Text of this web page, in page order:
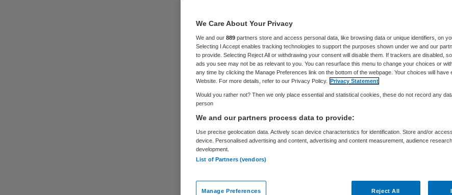
Noorderbrug sluit
dagcentra
gehandicaptenzorg
Skipr Redactie 25 juli 2012,10:08
dagactiviteiten vanwege bezuinigingen.
We Care About Your Privacy
We and our 889 partners store and access personal data, like browsing data or unique identifiers, on
Selecting I Accept enables tracking technologies to support the purposes shown under we and our
to provide. Selecting Reject All or withdrawing your consent will disable them. If trackers are disabled,
ads you see may not be as relevant to you. You can resurface this menu to change your choices or
any time by clicking the Manage Preferences link on the bottom of the webpage. Your choices will have
Website. For more details, refer to our Privacy Policy. Privacy Statement
Would you rather not? Then we only place essential and statistical cookies, these do not record any
person
We and our partners process data to provide:
Use precise geolocation data. Actively scan device characteristics for identification. Store and/or
device. Personalised advertising and content, advertising and content measurement, audience
development.
List of Partners (vendors)
Manage Preferences Reject All